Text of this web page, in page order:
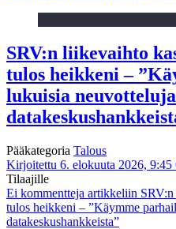
SRV:n liikevaihto
tulos heikkeni –
lukuisia
Pääkategoria Talous
Kirjoitettu 6. elokuuta 2026, 9:45
Tilaajille
Ei kommentteja artikkeliin SRV:n
tulos heikkeni – ”Käymme
datakeskushankkeista”